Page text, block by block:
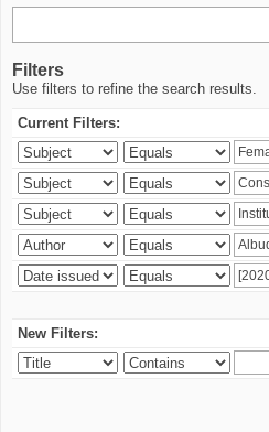
Filters
Use filters to refine the search results.
Current Filters:
New Filters: